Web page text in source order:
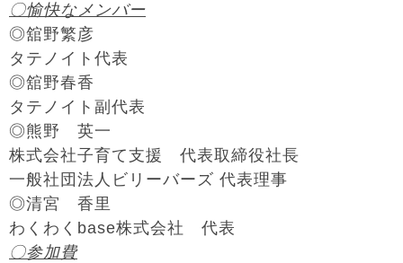
〇愉快なメンバー
◎舘野繁彦
タテノイト代表
◎舘野春香
タテノイト副代表
◎熊野 英一
株式会社子育て支援 代表取締役社長
一般社団法人ビリーバーズ 代表理事
◎清宮 香里
わくわくbase株式会社 代表
〇参加費